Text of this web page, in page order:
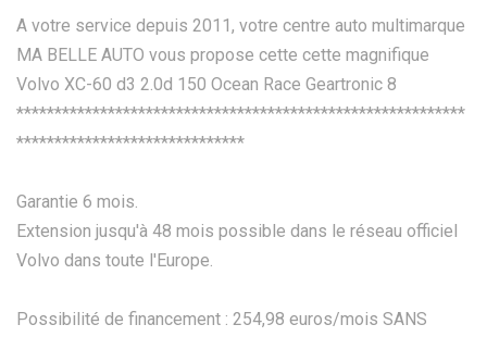
A votre service depuis 2011, votre centre auto multimarque
MA BELLE AUTO vous propose cette cette magnifique
Volvo XC-60 d3 2.0d 150 Ocean Race Geartronic 8
***********************************************************
******************************
Garantie 6 mois.
Extension jusqu'à 48 mois possible dans le réseau officiel
Volvo dans toute l'Europe.
Possibilité de financement : 254,98 euros/mois SANS